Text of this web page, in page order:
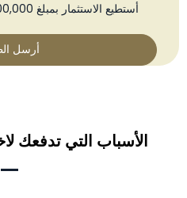
أستطيع الاستثمار بمبلغ 200,000 دولار أمريكي على الأقل
الأسباب التي تدفعك